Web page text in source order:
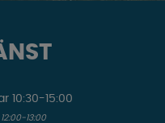
10:30-15:00
13:00